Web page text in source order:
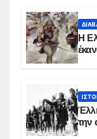
Η
την